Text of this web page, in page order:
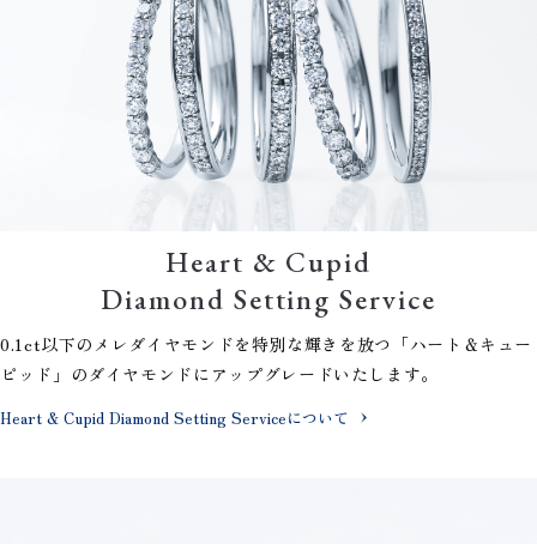
Heart & Cupid
Diamond Setting Service
0.1ct以下のメレダイヤモンドを特別な輝きを放つ「ハート＆キュー
ピッド」のダイヤモンドにアップグレードいたします。
Heart & Cupid Diamond Setting Serviceについて